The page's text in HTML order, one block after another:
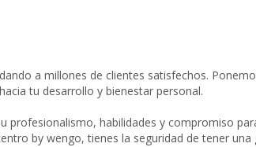
a millones de clientes satisfechos.
tu desarrollo y bienestar personal.
profesionalismo, habilidades y compromiso
by wengo, tienes la seguridad de tener